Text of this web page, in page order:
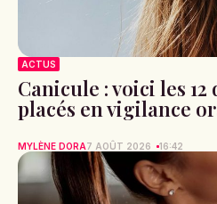
ACTUS
Canicule : voici les
placés en vigilance
MYLÈNE DORA7 AOÛT 2026 16:42